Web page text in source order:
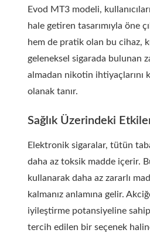
Evod MT3 modeli,
hale getiren tasarımıyla öne
hem de pratik olan bu cihaz,
geleneksel sigarada bulunan
almadan nikotin ihtiyaçlarını
olanak tanır.
Sağlık Üzerindeki
Elektronik sigaralar, tütün
daha az toksik madde içerir.
kullanarak daha az zararlı
kalmanız anlamına gelir.
iyileştirme potansiyeline sahip
tercih edilen bir seçenek